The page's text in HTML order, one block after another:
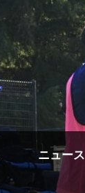
ニュース